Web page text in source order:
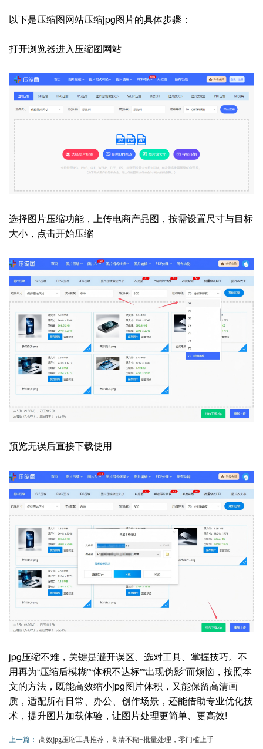
以下是压缩图网站压缩jpg图片的具体步骤：
打开浏览器进入压缩图网站
选择图片压缩功能，上传电商产品图，按需设置尺寸与目标
大小，点击开始压缩
预览无误后直接下载使用
jpg压缩不难，关键是避开误区、选对工具、掌握技巧。不
用再为“压缩后模糊”“体积不达标”“出现伪影”而烦恼，按照本
文的方法，既能高效缩小jpg图片体积，又能保留高清画
质，适配所有日常、办公、创作场景，还能借助专业优化技
术，提升图片加载体验，让图片处理更简单、更高效!
上一篇： 高效jpg压缩工具推荐，高清不糊+批量处理，零门槛上手